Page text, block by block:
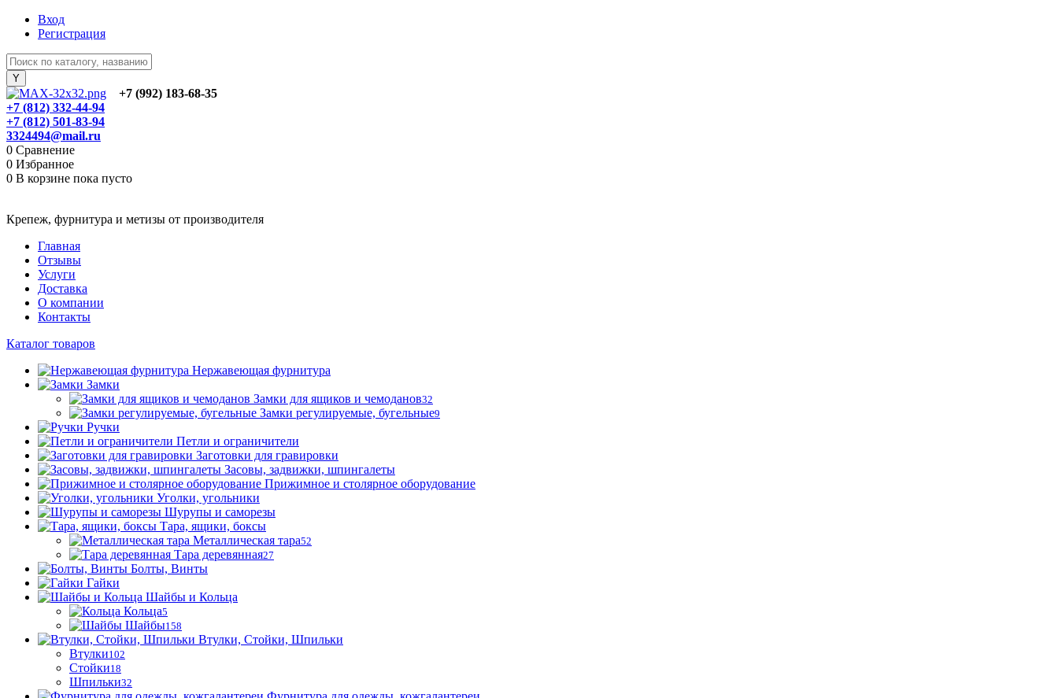
Вход
Регистрация
+7 (992) 183-68-35
+7 (812) 332-44-94
+7 (812) 501-83-94
3324494@mail.ru
0 Сравнение
0 Избранное
0 В корзине пока пусто
Крепеж, фурнитура и метизы от производителя
Главная
Отзывы
Услуги
Доставка
О компании
Контакты
Каталог товаров
Нержавеющая фурнитура
Замки
Замки для ящиков и чемоданов32
Замки регулируемые, бугельные9
Ручки
Петли и ограничители
Заготовки для гравировки
Засовы, задвижки, шпингалеты
Прижимное и столярное оборудование
Уголки, угольники
Шурупы и саморезы
Тара, ящики, боксы
Металлическая тара52
Тара деревянная27
Болты, Винты
Гайки
Шайбы и Кольца
Кольца5
Шайбы158
Втулки, Стойки, Шпильки
Втулки102
Стойки18
Шпильки32